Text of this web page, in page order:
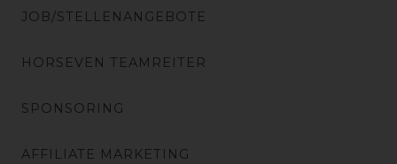
JOB/STELLENANGEBOTE
HORSEVEN TEAMREITER
SPONSORING
AFFILIATE MARKETING